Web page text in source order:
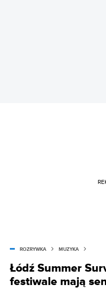
ROZRYWKA MUZYKA
Łódź Summer
festiwale mają